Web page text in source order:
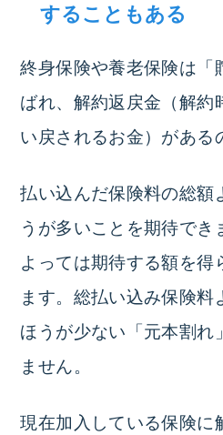
することもある
終身保険や養老保険は「
ばれ、解約返戻金（解約
い戻されるお金）がある
払い込んだ保険料の総額
うが多いことを期待でき
よっては期待する額を得
ます。 総払い込み保険料
ほうが少ない「元本割れ
ません。
現在加入している保険に